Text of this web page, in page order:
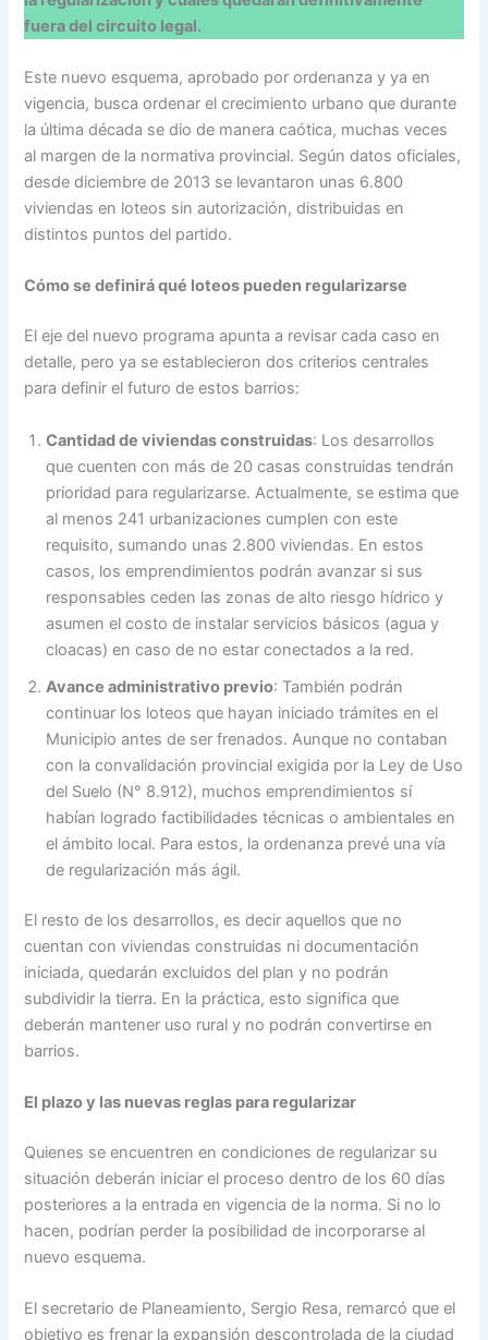
fuera del circuito legal.
Este nuevo esquema, aprobado por ordenanza y ya en
vigencia, busca ordenar el crecimiento urbano que durante
la última década se dio de manera caótica, muchas veces
al margen de la normativa provincial. Según datos oficiales,
desde diciembre de 2013 se levantaron unas 6.800
viviendas en loteos sin autorización, distribuidas en
distintos puntos del partido.
Cómo se definirá qué loteos pueden regularizarse
El eje del nuevo programa apunta a revisar cada caso en
detalle, pero ya se establecieron dos criterios centrales
para definir el futuro de estos barrios:
Cantidad de viviendas construidas: Los desarrollos
que cuenten con más de 20 casas construidas tendrán
prioridad para regularizarse. Actualmente, se estima que
al menos 241 urbanizaciones cumplen con este
requisito, sumando unas 2.800 viviendas. En estos
casos, los emprendimientos podrán avanzar si sus
responsables ceden las zonas de alto riesgo hídrico y
asumen el costo de instalar servicios básicos (agua y
cloacas) en caso de no estar conectados a la red.
Avance administrativo previo: También podrán
continuar los loteos que hayan iniciado trámites en el
Municipio antes de ser frenados. Aunque no contaban
con la convalidación provincial exigida por la Ley de Uso
del Suelo (N° 8.912), muchos emprendimientos sí
habían logrado factibilidades técnicas o ambientales en
el ámbito local. Para estos, la ordenanza prevé una vía
de regularización más ágil.
El resto de los desarrollos, es decir aquellos que no
cuentan con viviendas construidas ni documentación
iniciada, quedarán excluidos del plan y no podrán
subdividir la tierra. En la práctica, esto significa que
deberán mantener uso rural y no podrán convertirse en
barrios.
El plazo y las nuevas reglas para regularizar
Quienes se encuentren en condiciones de regularizar su
situación deberán iniciar el proceso dentro de los 60 días
posteriores a la entrada en vigencia de la norma. Si no lo
hacen, podrían perder la posibilidad de incorporarse al
nuevo esquema.
El secretario de Planeamiento, Sergio Resa, remarcó que el
objetivo es frenar la expansión descontrolada de la ciudad